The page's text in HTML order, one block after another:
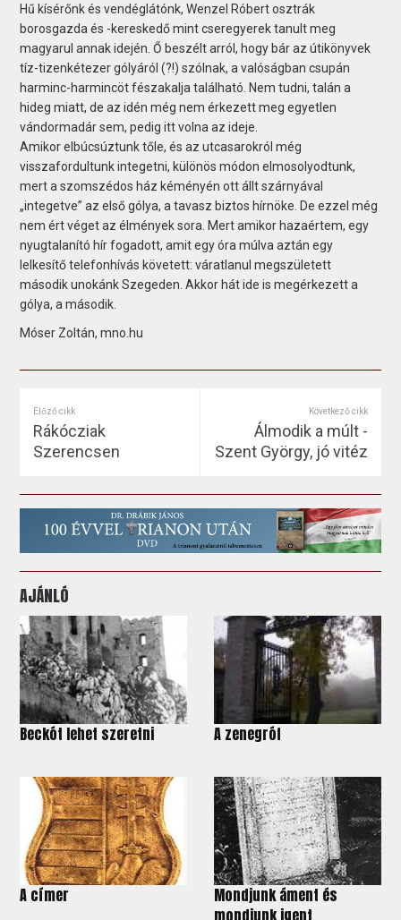
Hű kísérőnk és vendéglátónk, Wenzel Róbert osztrák
borosgazda és -kereskedő mint cseregyerek tanult meg
magyarul annak idején. Ő beszélt arról, hogy bár az útikönyvek
tíz-tizenkétezer gólyáról (?!) szólnak, a valóságban csupán
harminc-harmincöt fészakalja található. Nem tudni, talán a
hideg miatt, de az idén még nem érkezett meg egyetlen
vándormadár sem, pedig itt volna az ideje.
Amikor elbúcsúztunk tőle, és az utcasarokról még
visszafordultunk integetni, különös módon elmosolyodtunk,
mert a szomszédos ház kéményén ott állt szárnyával
„integetve” az első gólya, a tavasz biztos hírnöke. De ezzel még
nem ért véget az élmények sora. Mert amikor hazaértem, egy
nyugtalanító hír fogadott, amit egy óra múlva aztán egy
lelkesítő telefonhívás követett: váratlanul megszületett
második unokánk Szegeden. Akkor hát ide is megérkezett a
gólya, a második.
Móser Zoltán, mno.hu
Előző cikk
Rákócziak
Szerencsen
Következő cikk
Álmodik a múlt -
Szent György, jó vitéz
AJÁNLÓ
Beckót lehet szeretni A zenegróf
A címer
Mondjunk áment és